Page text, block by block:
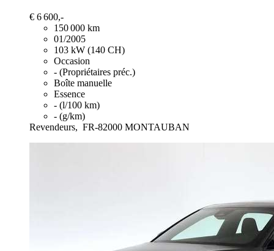
€ 6 600,-
150 000 km
01/2005
103 kW (140 CH)
Occasion
- (Propriétaires préc.)
Boîte manuelle
Essence
- (l/100 km)
- (g/km)
Revendeurs, FR-82000 MONTAUBAN